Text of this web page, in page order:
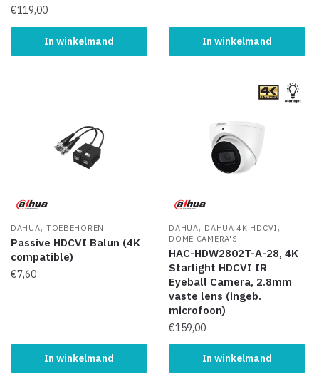
€119,00
In winkelmand In winkelmand
DAHUA, TOEBEHOREN
Passive HDCVI Balun (4K
compatible)
€7,60
In winkelmand
DAHUA, DAHUA 4K HDCVI ,
DOME CAMERA'S
HAC-HDW2802T-A-28, 4K
Starlight HDCVI IR
Eyeball Camera, 2.8mm
vaste lens (ingeb.
microfoon)
€159,00
In winkelmand